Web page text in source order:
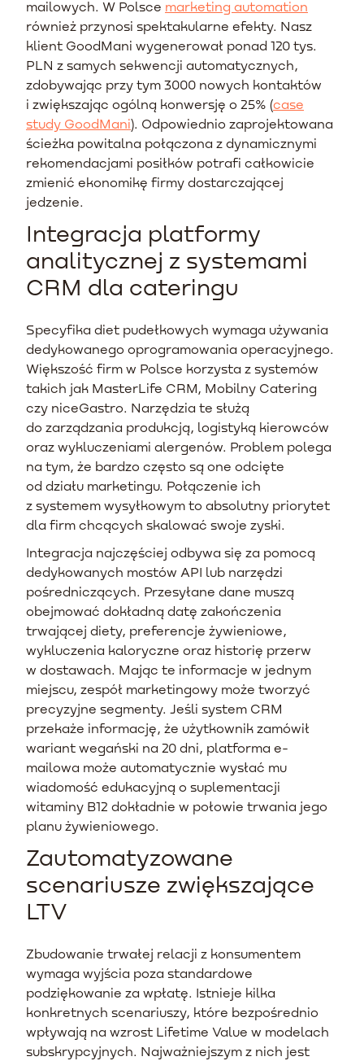
mailowych. W Polsce marketing automation
również przynosi spektakularne efekty. Nasz
klient GoodMani wygenerował ponad 120 tys.
PLN z samych sekwencji automatycznych,
zdobywając przy tym 3000 nowych kontaktów
i zwiększając ogólną konwersję o 25% (case
study GoodMani). Odpowiednio zaprojektowana
ścieżka powitalna połączona z dynamicznymi
rekomendacjami posiłków potrafi całkowicie
zmienić ekonomikę firmy dostarczającej
jedzenie.
Integracja platformy
analitycznej z systemami
CRM dla cateringu
Specyfika diet pudełkowych wymaga używania
dedykowanego oprogramowania operacyjnego.
Większość firm w Polsce korzysta z systemów
takich jak MasterLife CRM, Mobilny Catering
czy niceGastro. Narzędzia te służą
do zarządzania produkcją, logistyką kierowców
oraz wykluczeniami alergenów. Problem polega
na tym, że bardzo często są one odcięte
od działu marketingu. Połączenie ich
z systemem wysyłkowym to absolutny priorytet
dla firm chcących skalować swoje zyski.
Integracja najczęściej odbywa się za pomocą
dedykowanych mostów API lub narzędzi
pośredniczących. Przesyłane dane muszą
obejmować dokładną datę zakończenia
trwającej diety, preferencje żywieniowe,
wykluczenia kaloryczne oraz historię przerw
w dostawach. Mając te informacje w jednym
miejscu, zespół marketingowy może tworzyć
precyzyjne segmenty. Jeśli system CRM
przekaże informację, że użytkownik zamówił
wariant wegański na 20 dni, platforma e-
mailowa może automatycznie wysłać mu
wiadomość edukacyjną o suplementacji
witaminy B12 dokładnie w połowie trwania jego
planu żywieniowego.
Zautomatyzowane
scenariusze zwiększające
LTV
Zbudowanie trwałej relacji z konsumentem
wymaga wyjścia poza standardowe
podziękowanie za wpłatę. Istnieje kilka
konkretnych scenariuszy, które bezpośrednio
wpływają na wzrost Lifetime Value w modelach
subskrypcyjnych. Najważniejszym z nich jest